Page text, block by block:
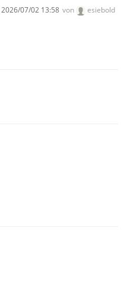
2026/07/02 13:58 von esiebold